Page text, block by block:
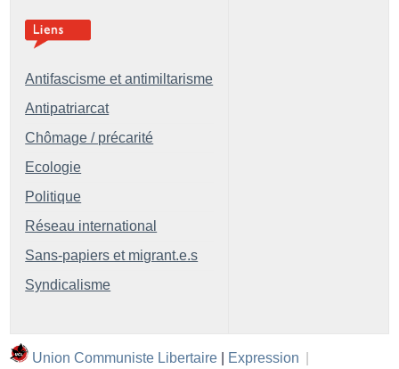
Antifascisme et antimiltarisme
Antipatriarcat
Chômage / précarité
Ecologie
Politique
Réseau international
Sans-papiers et migrant.e.s
Syndicalisme
Union Communiste Libertaire Expression